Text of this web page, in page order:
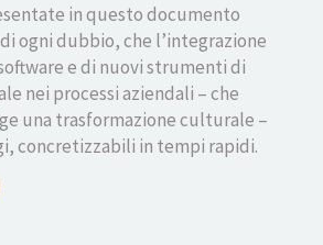
in questo documento
ogni dubbio, che l’integrazione
e di nuovi strumenti di
nei processi aziendali – che
una trasformazione culturale –
concretizzabili in tempi rapidi.